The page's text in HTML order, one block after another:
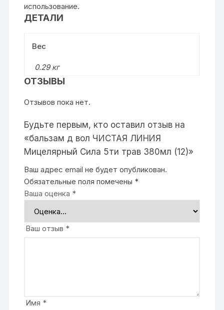
использование.
ДЕТАЛИ
Вес
0.29 кг
ОТЗЫВЫ
Отзывов пока нет.
Будьте первым, кто оставил отзыв на
«бальзам д вол ЧИСТАЯ ЛИНИЯ
Мицелярный Сила 5ти трав 380мл (12)»
Ваш адрес email не будет опубликован.
Обязательные поля помечены *
Ваша оценка *
Ваш отзыв *
Имя *